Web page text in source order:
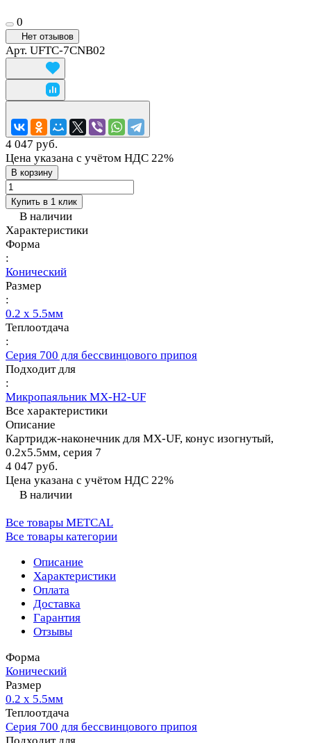
0
Нет отзывов
Арт. UFTC-7CNB02
4 047 руб.
Цена указана с учётом НДС 22%
В корзину
Купить в 1 клик
В наличии
Характеристики
Форма
:
Конический
Размер
:
0.2 x 5.5мм
Теплоотдача
:
Серия 700 для бессвинцового припоя
Подходит для
:
Микропаяльник MX-H2-UF
Все характеристики
Описание
Картридж-наконечник для MX-UF, конус изогнутый,
0.2х5.5мм, серия 7
4 047 руб.
Цена указана с учётом НДС 22%
В наличии
Все товары METCAL
Все товары категории
Описание
Характеристики
Оплата
Доставка
Гарантия
Отзывы
Форма
Конический
Размер
0.2 x 5.5мм
Теплоотдача
Серия 700 для бессвинцового припоя